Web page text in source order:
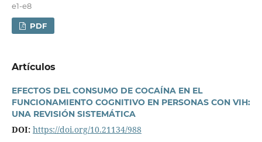
e1-e8
PDF
Artí­culos
EFECTOS DEL CONSUMO DE COCAÍNA EN EL
FUNCIONAMIENTO COGNITIVO EN PERSONAS CON VIH:
UNA REVISIÓN SISTEMÁTICA
DOI: https://doi.org/10.21134/988